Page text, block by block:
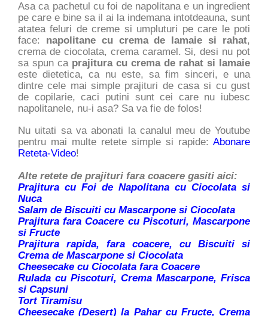
Asa ca pachetul cu foi de napolitana e un ingredient
pe care e bine sa il ai la indemana intotdeauna, sunt
atatea feluri de creme si umpluturi pe care le poti
face: napolitane cu crema de lamaie si rahat,
crema de ciocolata, crema caramel. Si, desi nu pot
sa spun ca prajitura cu crema de rahat si lamaie
este dietetica, ca nu este, sa fim sinceri, e una
dintre cele mai simple prajituri de casa si cu gust
de copilarie, caci putini sunt cei care nu iubesc
napolitanele, nu-i asa? Sa va fie de folos!
Nu uitati sa va abonati la canalul meu de Youtube
pentru mai multe retete simple si rapide: Abonare
Reteta-Video!
Alte retete de prajituri fara coacere gasiti aici:
Prajitura cu Foi de Napolitana cu Ciocolata si
Nuca
Salam de Biscuiti cu Mascarpone si Ciocolata
Prajitura fara Coacere cu Piscoturi, Mascarpone
si Fructe
Prajitura rapida, fara coacere, cu Biscuiti si
Crema de Mascarpone si Ciocolata
Cheesecake cu Ciocolata fara Coacere
Rulada cu Piscoturi, Crema Mascarpone, Frisca
si Capsuni
Tort Tiramisu
Cheesecake (Desert) la Pahar cu Fructe, Crema